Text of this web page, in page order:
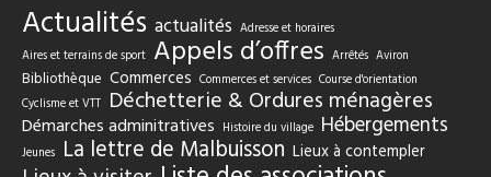
Actualités actualités Adresse et horaires
Aires et terrains de sport Appels d’offres Arrêtés Aviron
Bibliothèque Commerces Commerces et services Course d'orientation
Cyclisme et VTT Déchetterie & Ordures ménagères
Démarches adminitratives Histoire du village Hébergements
Jeunes La lettre de Malbuisson Lieux à contempler